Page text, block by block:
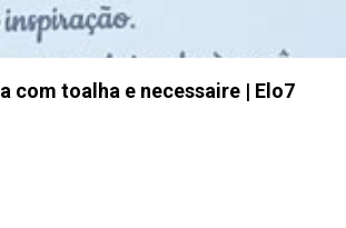
com toalha e necessaire | Elo7